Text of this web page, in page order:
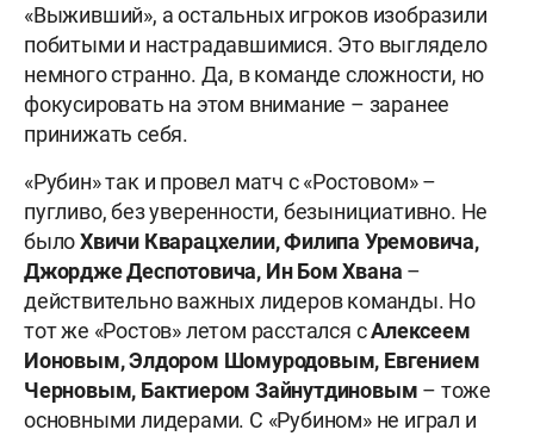
«Выживший», а остальных игроков изобразили
побитыми и настрадавшимися. Это выглядело
немного странно. Да, в команде сложности, но
фокусировать на этом внимание – заранее
принижать себя.
«Рубин» так и провел матч с «Ростовом» –
пугливо, без уверенности, безынициативно. Не
былоХвичи Кварацхелии, Филипа Уремовича,
Джордже Деспотовича, Ин Бом Хвана –
действительно важных лидеров команды. Но
тот же «Ростов» летом расстался сАлексеем
Ионовым, Элдором Шомуродовым, Евгением
Черновым, Бактиером Зайнутдиновым – тоже
основными лидерами. С «Рубином» не играл и